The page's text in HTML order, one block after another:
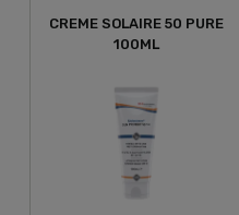
CREME SOLAIRE 50 PURE
100ML